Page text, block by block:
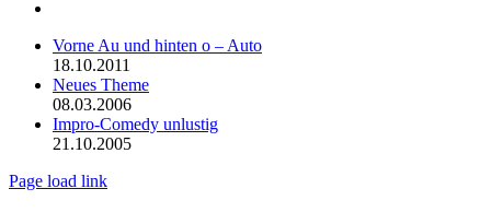
Vorne Au und hinten o – Auto
18.10.2011
Neues Theme
08.03.2006
Impro-Comedy unlustig
21.10.2005
Page load link